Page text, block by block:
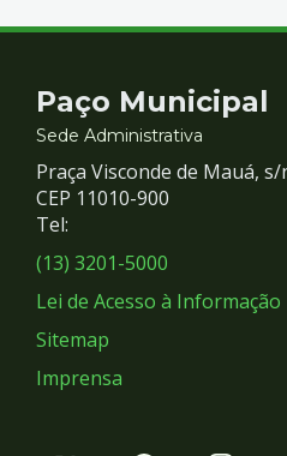
Contato
e
Redes
Sociais
Paço Municipal
Sede Administrativa
Praça Visconde de Mauá,
CEP 11010-900
Tel:
(13) 3201-5000
Lei de Acesso à Informação
Sitemap
Imprensa